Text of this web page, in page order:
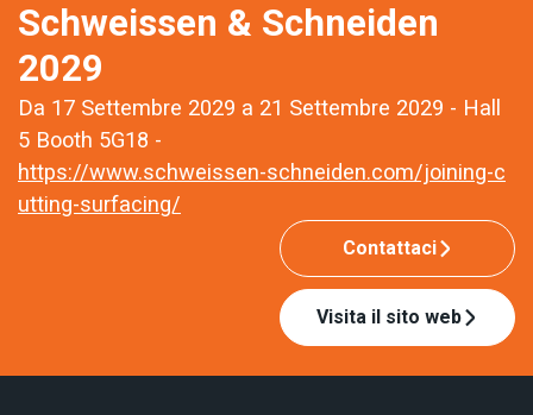
Schweissen & Schneiden
2029
Da 17 Settembre 2029 a 21 Settembre 2029 - Hall
5 Booth 5G18 -
https://www.schweissen-schneiden.com/joining-c
utting-surfacing/
Contattaci
Visita il sito web